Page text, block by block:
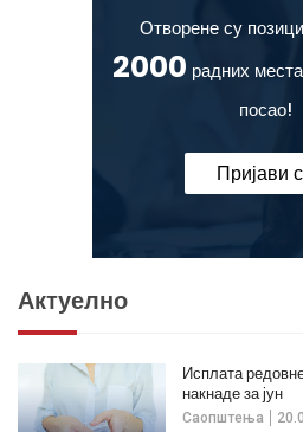
Отворене су
2000 радних
посао!
Пријави
Актуелно
Саопштења
Исплата
накнаде за јун